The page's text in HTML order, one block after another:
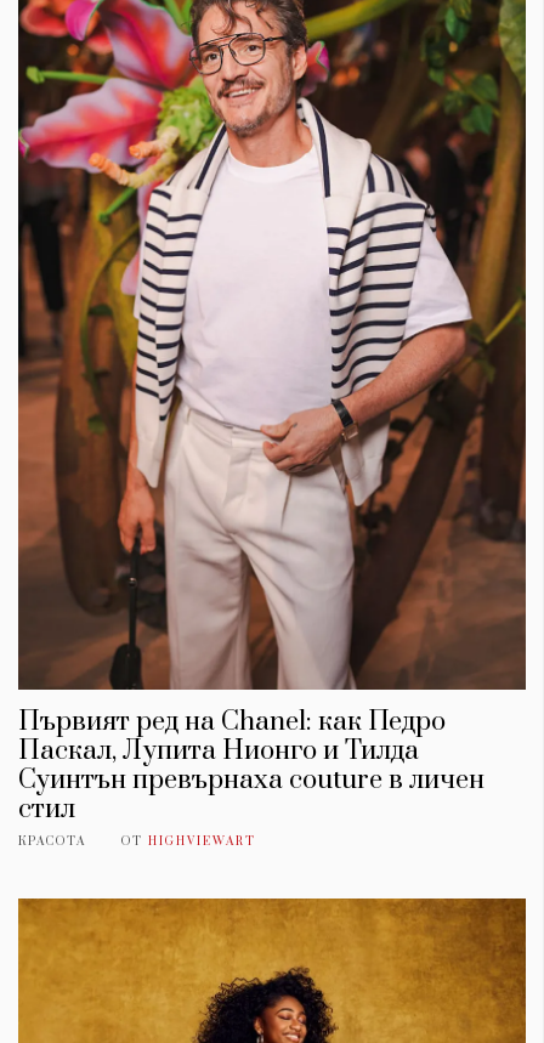
Първият ред на Chanel: как Педро
Паскал, Лупита Нионго и Тилда
Суинтън превърнаха couture в личен
стил
КРАСОТА ОТ HIGHVIEWART